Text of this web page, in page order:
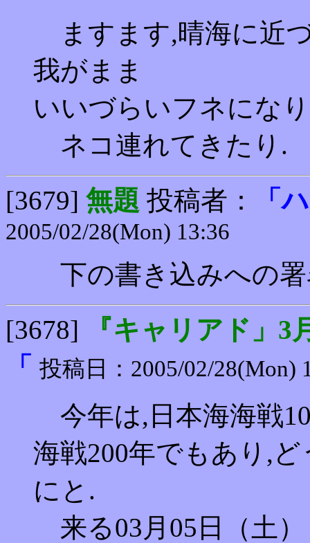
ますます,晴海に近
我がまま
いいづらいフネにな
ネコ連れてきたり.
[3679] 無題 投稿者： 「
2005/02/28(Mon) 13:36
下の書き込みへの
[3678]
『キャリアド」
「
投稿日：2005/02/28(Mon)
今年は,日本海海戦
海戦200年でもあり,
にと.
来る03月05日（土